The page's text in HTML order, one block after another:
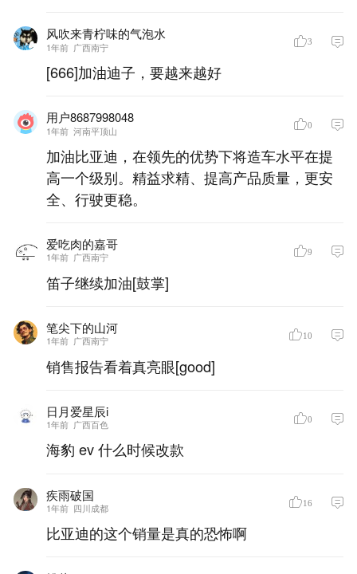
风吹来青柠味的气泡水
1年前 广西南宁 3
[666]加油迪子，要越来越好
用户8687998048
1年前 河南平顶山 0
加油比亚迪，在领先的优势下将造车水平在提
高一个级别。精益求精、提高产品质量，更安
全、行驶更稳。
爱吃肉的嘉哥
1年前 广西南宁 9
笛子继续加油[鼓掌]
笔尖下的山河
1年前 广西南宁 10
销售报告看着真亮眼[good]
日月爱星辰i
1年前 广西百色 0
海豹 ev 什么时候改款
疾雨破国
1年前 四川成都 16
比亚迪的这个销量是真的恐怖啊